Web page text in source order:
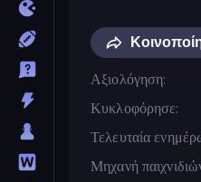
Αξιολόγηση
Κυκλοφόρησε
Τελευταία
Μηχανή